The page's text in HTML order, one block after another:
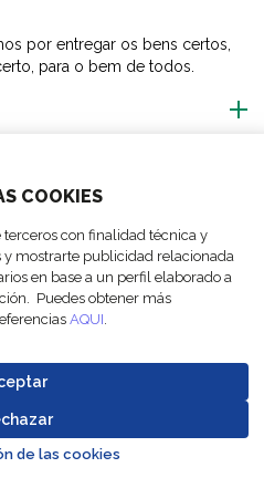
COOKIES
con finalidad técnica y
y mostrarte publicidad relacionada
en base a un perfil elaborado a
Puedes obtener más
AQUI.
de las cookies
por entregar os bens certos,
para o bem de todos.
legais Proteção de Dados Conduta